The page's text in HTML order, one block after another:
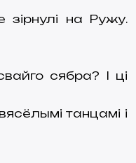
на Ружу.
сябра? І ці
танцамі і